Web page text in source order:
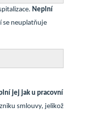
Neplní
se neuplatňuje
jej jak u pracovní
smlouvy, jelikož